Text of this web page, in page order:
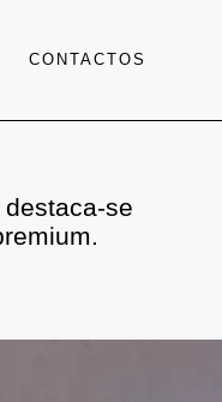
CONTACTOS
se